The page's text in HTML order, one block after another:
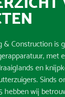
& Construction is
met
en
Sinds
hebben wij